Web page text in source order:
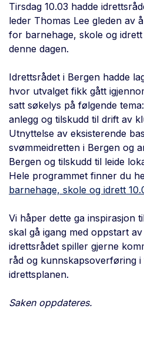
Tirsdag 10.03 hadde
leder Thomas Lee gleden av
for barnehage, skole og
denne dagen.
Idrettsrådet i Bergen hadde
hvor utvalget fikk gått
satt søkelys på følgende
anlegg og tilskudd til drift av
Utnyttelse av eksisterende
svømmeidretten i Bergen og
Bergen og tilskudd til leide
Hele programmet finner du
barnehage, skole og idrett
Vi håper dette ga inspirasjon
skal gå igang med oppstart
idrettsrådet spiller gjerne
råd og kunnskapsoverføring i
idrettsplanen.
Saken oppdateres.